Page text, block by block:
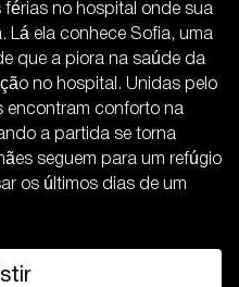
férias no hospital onde sua
Lá ela conhece Sofia, uma
que a piora na saúde da
no hospital. Unidas pelo
encontram conforto na
a partida se torna
seguem para um refúgio
os últimos dias de um